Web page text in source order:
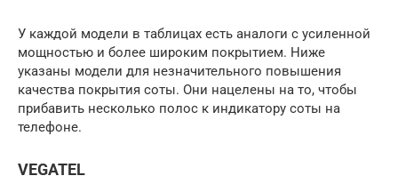
У каждой модели в таблицах есть аналоги с усиленной
мощностью и более широким покрытием. Ниже
указаны модели для незначительного повышения
качества покрытия соты. Они нацелены на то, чтобы
прибавить несколько полос к индикатору соты на
телефоне.
VEGATEL